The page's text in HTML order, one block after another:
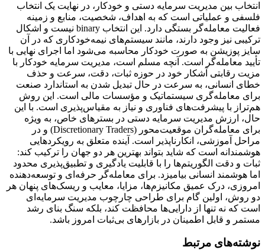
انتخاب بین مدیریت سرمایه دستی و خودکار، در نهایت یک انتخاب
فلسفی و عملیاتی است که به اهداف، شخصیت، منابع و زمینه
فعالیت معامله‌گر بستگی دارد. این انتخاب binary نیست و اشکال
ترکیبی نیز وجود دارند، مانند سیستم‌های نیمه‌خودکاری که در آن
سایز پوزیشن به صورت خودکار محاسبه می‌شود اما اجرای نهایی با
تأیید معامله‌گر است. آنچه مسلم است، مدیریت سرمایه خودکار با
مزیت رقابتی آشکار خود در حوزه ثبات، دقت، سرعت و حذف
خطای انسانی، به سرعت در حال تبدیل شدن به استاندارد صنعت
برای معامله‌گری سیستماتیک و مؤسسات مالی است. این روش
هم‌تراز با پیشرفت‌های فناوری و نیاز به مقیاس‌پذیری است. با این
حال، ارزش مدیریت سرمایه دستی در بسترهای خاص، به ویژه
برای معامله‌گران موقعیت‌محور (Discretionary Traders) و در
مراحل آموزشی، انکارناپذیر است. آینده متعلق به رویکردهایی
هوشمندانه است که شاید بتواند بهترین هر دو جهان را ترکیب کند:
ثبات و دقت الگوریتم‌ها را با قابلیت یادگیری و تطبیق‌پذیری محدود
اما هوشمند انسانی بیامیزد. برای معامله‌گر حرفه‌ای و توسعه‌دهنده
امروزی، درک عمیق مکانیزم‌ها، مزایا، معایب و ریسک‌های پنهان هر
دو روش، اولین گام برای طراحی چارچوب مدیریت سرمایه‌ای
است که نه تنها از دارایی‌ها محافظت کند، بلکه سنگ بنای رشد
مستمر و قابل اطمینان در بازارهای بی‌ثبات امروز باشد.
نوشته‌های مرتبط